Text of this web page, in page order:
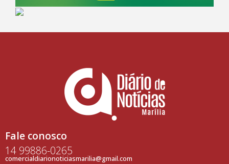
Fale conosco
14 99886-0265
comercialdiarionoticiasmarilia@gmail.com